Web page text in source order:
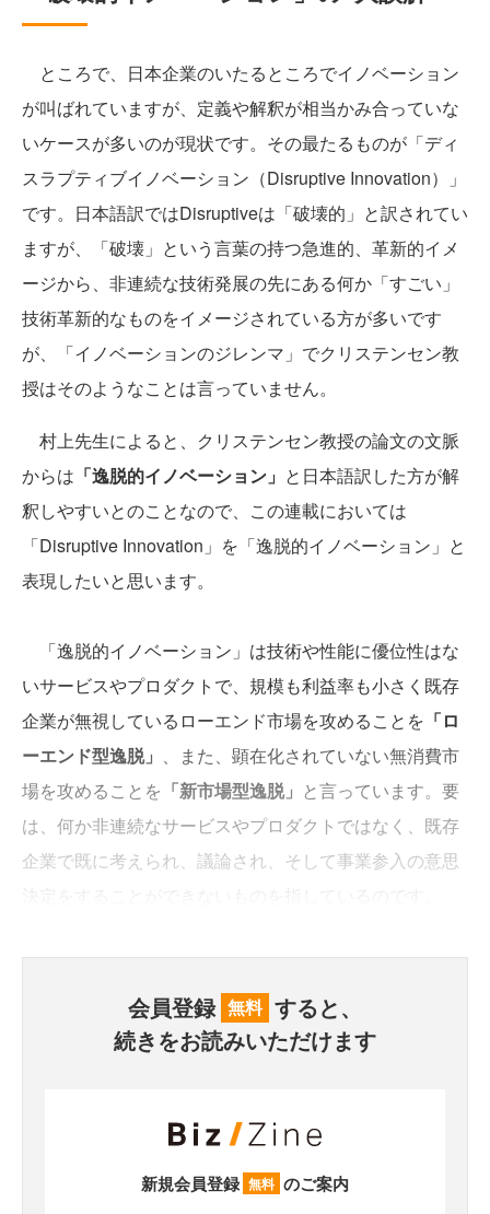
ところで、日本企業のいたるところでイノベーション
が叫ばれていますが、定義や解釈が相当かみ合っていな
いケースが多いのが現状です。その最たるものが「ディ
スラプティブイノベーション（Disruptive Innovation）」
です。日本語訳ではDisruptiveは「破壊的」と訳されてい
ますが、「破壊」という言葉の持つ急進的、革新的イメ
ージから、非連続な技術発展の先にある何か「すごい」
技術革新的なものをイメージされている方が多いです
が、「イノベーションのジレンマ」でクリステンセン教
授はそのようなことは言っていません。
村上先生によると、クリステンセン教授の論文の文脈
からは 「逸脱的イノベーション」 と日本語訳した方が解
釈しやすいとのことなので、この連載においては
「Disruptive Innovation」を「逸脱的イノベーション」と
表現したいと思います。
「逸脱的イノベーション」は技術や性能に優位性はな
いサービスやプロダクトで、規模も利益率も小さく既存
企業が無視しているローエンド市場を攻めることを 「ロ
ーエンド型逸脱」 、また、顕在化されていない無消費市
場を攻めることを 「新市場型逸脱」 と言っています。要
は、何か非連続なサービスやプロダクトではなく、既存
企業で既に考えられ、議論され、そして事業参入の意思
会員登録 無料 すると、
続きをお読みいただけます
新規会員登録 無料 のご案内